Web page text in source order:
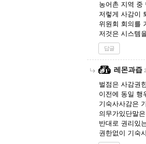
농어촌 지역 중
저렇게 사감이
위원회 회의를
저것은 시스템
답글
레몬과즙
벌점은 사감권
이전에 동일 행
기숙사사감은
의무가있단말
반대로 권리있
권한없이 기숙